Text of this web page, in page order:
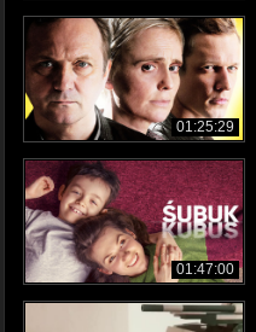
01:25:29
01:47:00